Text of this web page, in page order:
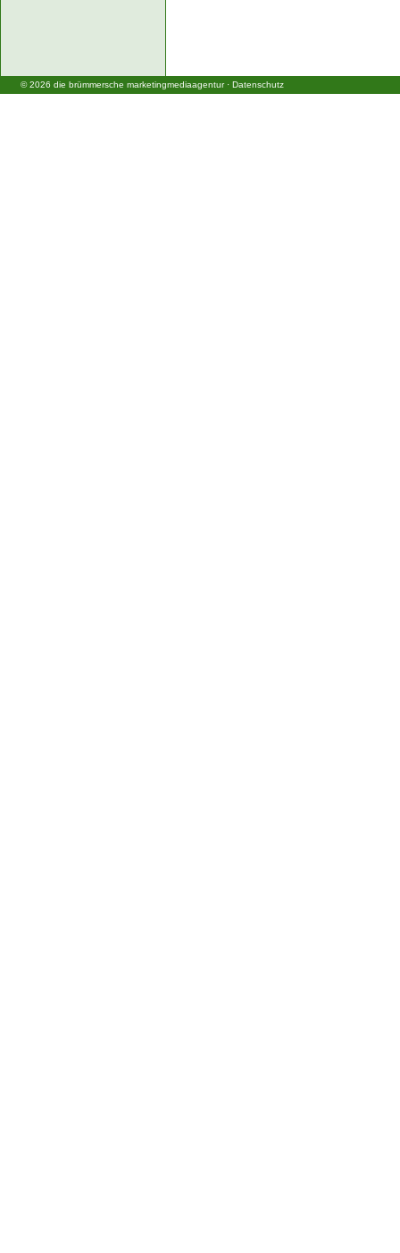
© 2026 die brümmersche marketingmediaagentur· Datenschutz